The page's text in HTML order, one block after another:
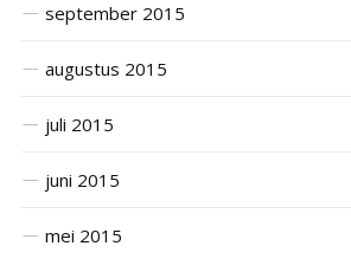
september 2015
augustus 2015
juli 2015
juni 2015
mei 2015